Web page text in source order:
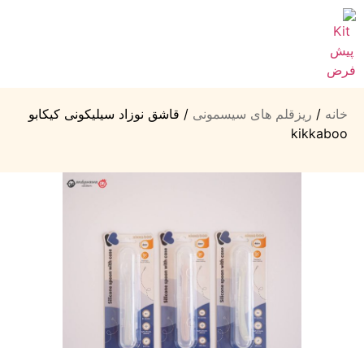
خانه / ریزقلم های سیسمونی / قاشق نوزاد سیلیکونی کیکابو
kikkaboo